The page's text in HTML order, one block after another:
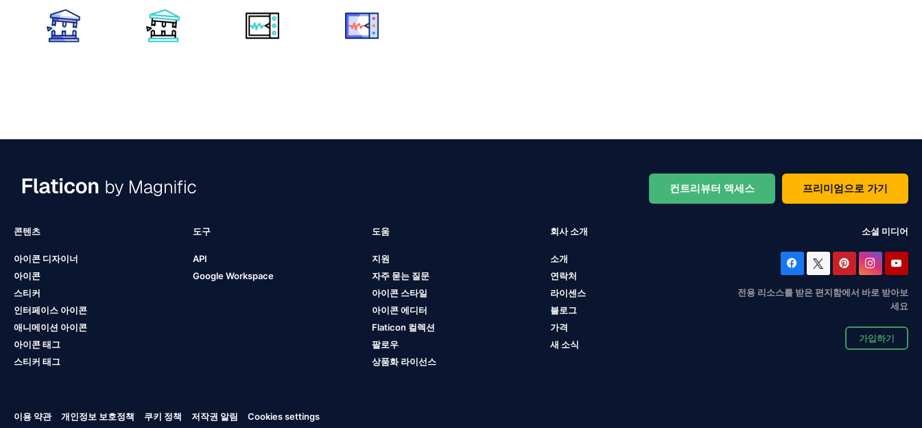
컨트리뷰터 액세스 프리미엄으로 가기
콘텐츠
아이콘 디자이너
아이콘
스티커
인터페이스 아이콘
애니메이션 아이콘
아이콘 태그
스티커 태그
도구
API
Google Workspace
도움
지원
자주 묻는 질문
아이콘 스타일
아이콘 에디터
Flaticon 컬렉션
팔로우
상품화 라이선스
회사 소개
소개
연락처
라이센스
블로그
가격
새 소식
소셜 미디어
전용 리소스를 받은 편지함에서 바로 받아보
세요
가입하기
이용 약관 개인정보 보호정책 쿠키 정책 저작권 알림 Cookies settings